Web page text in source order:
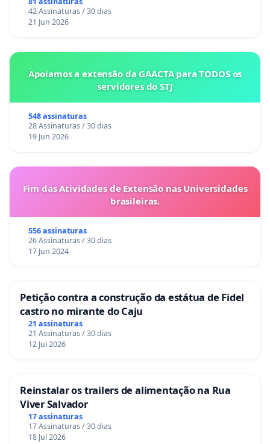
gestacional nos hospitais portugueses
42 Assinaturas / 30 dias
21 Jun 2026
Apoiamos a extensão da GAACTA para TODOS os
servidores do STJ
548 assinaturas
28 Assinaturas / 30 dias
19 Jun 2026
Fim das Atividades de Extensão nas Universidades
brasileiras.
556 assinaturas
26 Assinaturas / 30 dias
17 Jun 2024
Petição contra a construção da estátua de Fidel
castro no mirante do Caju
21 assinaturas
21 Assinaturas / 30 dias
12 Jul 2026
Reinstalar os trailers de alimentação na Rua
Viver Salvador
17 assinaturas
17 Assinaturas / 30 dias
18 Jul 2026